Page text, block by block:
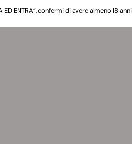
ED ENTRA”, confermi di avere almeno 18 anni